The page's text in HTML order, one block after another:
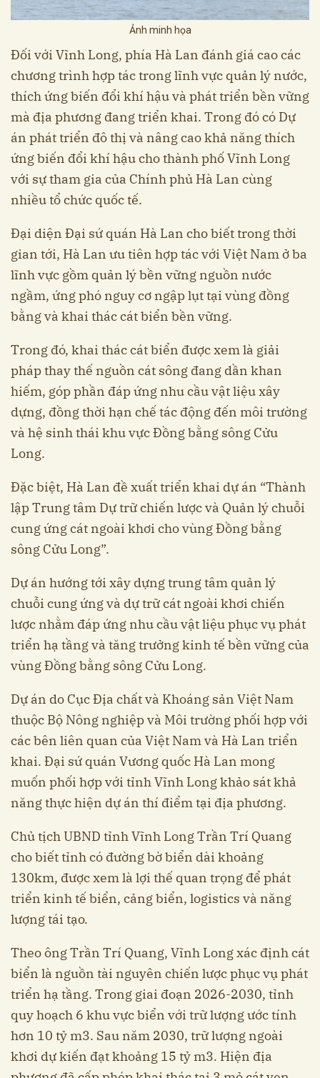
Ảnh minh họa
Đối với Vĩnh Long, phía Hà Lan đánh giá cao các
chương trình hợp tác trong lĩnh vực quản lý nước,
thích ứng biến đổi khí hậu và phát triển bền vững
mà địa phương đang triển khai. Trong đó có Dự
án phát triển đô thị và nâng cao khả năng thích
ứng biến đổi khí hậu cho thành phố Vĩnh Long
với sự tham gia của Chính phủ Hà Lan cùng
nhiều tổ chức quốc tế.
Đại diện Đại sứ quán Hà Lan cho biết trong thời
gian tới, Hà Lan ưu tiên hợp tác với Việt Nam ở ba
lĩnh vực gồm quản lý bền vững nguồn nước
ngầm, ứng phó nguy cơ ngập lụt tại vùng đồng
bằng và khai thác cát biển bền vững.
Trong đó, khai thác cát biển được xem là giải
pháp thay thế nguồn cát sông đang dần khan
hiếm, góp phần đáp ứng nhu cầu vật liệu xây
dựng, đồng thời hạn chế tác động đến môi trường
và hệ sinh thái khu vực Đồng bằng sông Cửu
Long.
Đặc biệt, Hà Lan đề xuất triển khai dự án “Thành
lập Trung tâm Dự trữ chiến lược và Quản lý chuỗi
cung ứng cát ngoài khơi cho vùng Đồng bằng
sông Cửu Long”.
Dự án hướng tới xây dựng trung tâm quản lý
chuỗi cung ứng và dự trữ cát ngoài khơi chiến
lược nhằm đáp ứng nhu cầu vật liệu phục vụ phát
triển hạ tầng và tăng trưởng kinh tế bền vững của
vùng Đồng bằng sông Cửu Long.
Dự án do Cục Địa chất và Khoáng sản Việt Nam
thuộc Bộ Nông nghiệp và Môi trường phối hợp với
các bên liên quan của Việt Nam và Hà Lan triển
khai. Đại sứ quán Vương quốc Hà Lan mong
muốn phối hợp với tỉnh Vĩnh Long khảo sát khả
năng thực hiện dự án thí điểm tại địa phương.
Chủ tịch UBND tỉnh Vĩnh Long Trần Trí Quang
cho biết tỉnh có đường bờ biển dài khoảng
130km, được xem là lợi thế quan trọng để phát
triển kinh tế biển, cảng biển, logistics và năng
lượng tái tạo.
Theo ông Trần Trí Quang, Vĩnh Long xác định cát
biển là nguồn tài nguyên chiến lược phục vụ phát
triển hạ tầng. Trong giai đoạn 2026-2030, tỉnh
quy hoạch 6 khu vực biển với trữ lượng ước tính
hơn 10 tỷ m3. Sau năm 2030, trữ lượng ngoài
khơi dự kiến đạt khoảng 15 tỷ m3. Hiện địa